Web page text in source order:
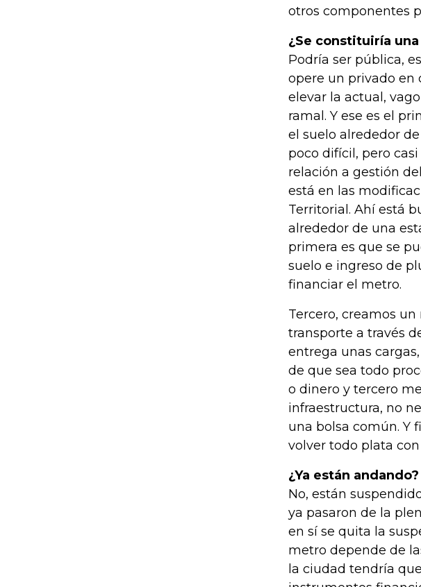
otros componentes
¿Se constituiría
Podría ser pública,
opere un privado en
elevar la actual,
ramal. Y ese es el
el suelo alrededor
poco difícil, pero
relación a gestión
está en las
Territorial. Ahí está
alrededor de una
primera es que se
suelo e ingreso de
financiar el metro.
Tercero, creamos
transporte a través
entrega unas
de que sea todo
o dinero y tercero
infraestructura, no
una bolsa común. Y
volver todo plata
¿Ya están andando?
No, están
ya pasaron de la
en sí se quita la
metro depende de
la ciudad tendría